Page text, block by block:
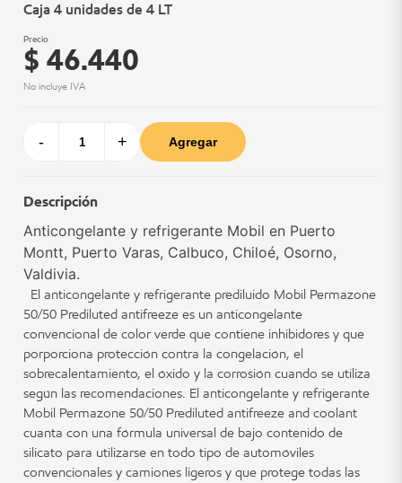
Caja 4 unidades de 4 LT
Precio
$ 46.440
No incluye IVA
- + Agregar
Descripción
Anticongelante y refrigerante Mobil en Puerto
Montt, Puerto Varas, Calbuco, Chiloé, Osorno,
Valdivia.
El anticongelante y refrigerante prediluido Mobil Permazone
50/50 Prediluted antifreeze es un anticongelante
convencional de color verde que contiene inhibidores y que
porporciona protección contra la congelación, el
sobrecalentamiento, el óxido y la corrosión cuando se utiliza
según las recomendaciones. El anticongelante y refrigerante
Mobil Permazone 50/50 Prediluted antifreeze and coolant
cuanta con una fórmula universal de bajo contenido de
silicato para utilizarse en todo tipo de automóviles
convencionales y camiones ligeros y que protege todas las